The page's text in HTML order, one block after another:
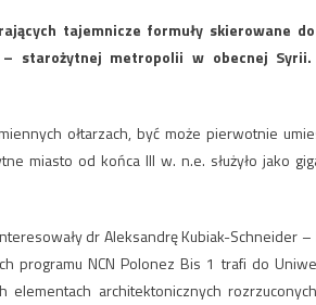
tajemnicze formuły skierowane
starożytnej metropolii w obecnej
ołtarzach, być może pierwotnie
miasto od końca III w. n.e. służyło jako
dr Aleksandrę Kubiak-Schneider
programu NCN Polonez Bis 1 trafi do
elementach architektonicznych